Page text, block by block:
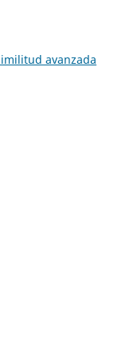
avanzada